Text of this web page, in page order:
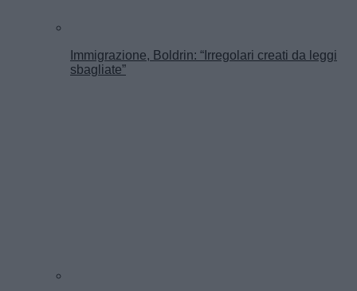
Immigrazione, Boldrin: “Irregolari creati da leggi
sbagliate”